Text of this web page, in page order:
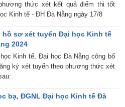
thức xét kết quả điểm thi tốt
Kinh tế - ĐH Đà Nẵng ngày 17/8
hồ sơ xét tuyển Đại học Kinh tế
2024
Kinh tế, Đại học Đà Nẵng công bố
ký xét tuyển theo phương thức xét
bạ, ĐGNL Đại học Kinh tế Đà